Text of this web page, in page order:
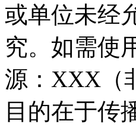
或单位未经
究。如需使
源：XXX（
目的在于传